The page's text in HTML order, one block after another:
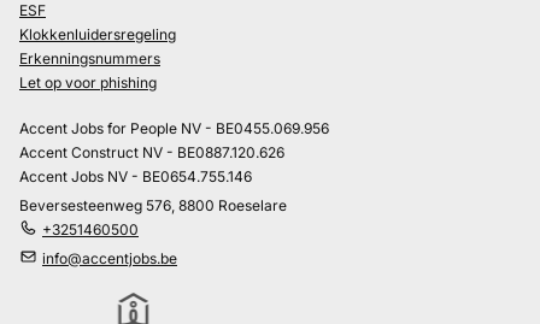
ESF
Klokkenluidersregeling
Erkenningsnummers
Let op voor phishing
Accent Jobs for People NV - BE0455.069.956
Accent Construct NV - BE0887.120.626
Accent Jobs NV - BE0654.755.146
Beversesteenweg 576, 8800 Roeselare
+3251460500
info@accentjobs.be